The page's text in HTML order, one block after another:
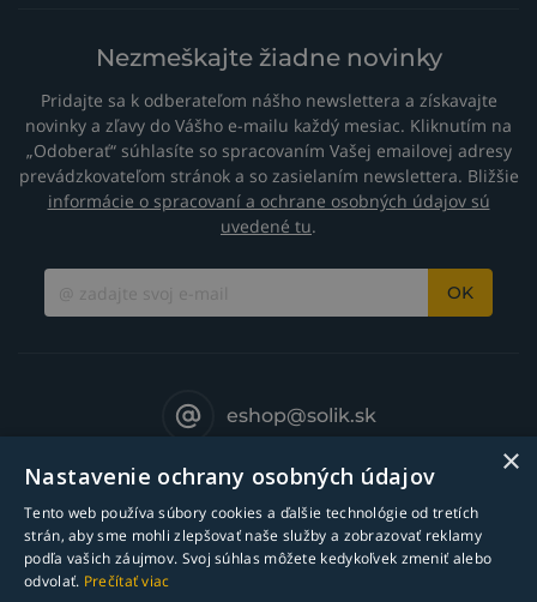
Nezmeškajte žiadne novinky
Pridajte sa k odberateľom nášho newslettera a získavajte
novinky a zľavy do Vášho e-mailu každý mesiac. Kliknutím na
„Odoberať“ súhlasíte so spracovaním Vašej emailovej adresy
prevádzkovateľom stránok a so zasielaním newslettera. Bližšie
informácie o spracovaní a ochrane osobných údajov sú
uvedené tu.
OK
eshop@solik.sk
×
Nastavenie ochrany osobných údajov
Tento web používa súbory cookies a ďalšie technológie od tretích
strán, aby sme mohli zlepšovať naše služby a zobrazovať reklamy
podľa vašich záujmov. Svoj súhlas môžete kedykoľvek zmeniť alebo
odvolať. Prečítať viac